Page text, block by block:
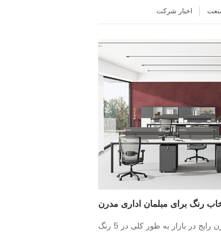
اخبار شرکت
رنگ برای مبلمان اداری مدرن
مبلمان اداری مدرن رایج در بازار به طور کلی در 5 رنگ